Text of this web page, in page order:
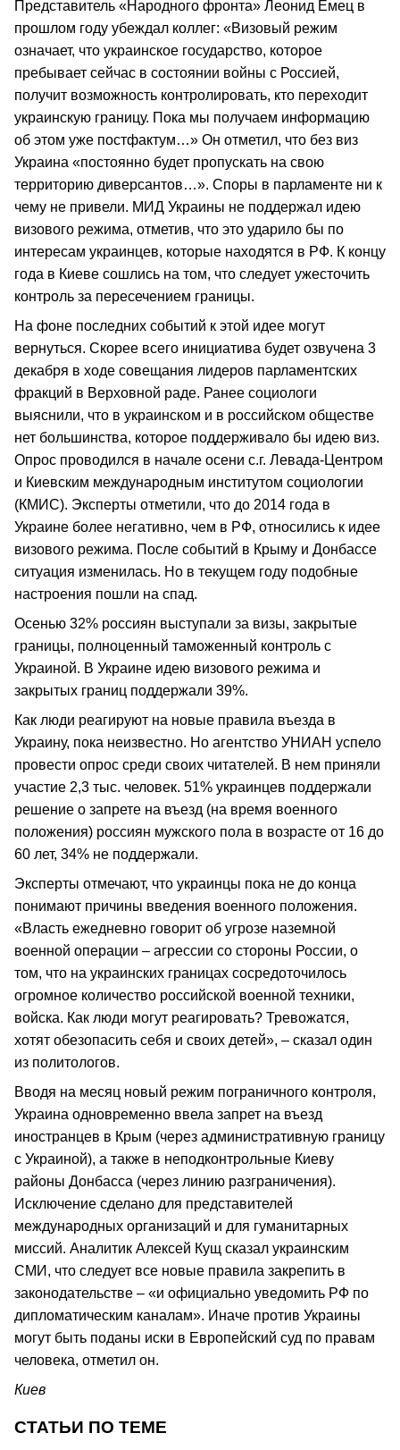
Представитель «Народного фронта» Леонид Емец в
прошлом году убеждал коллег: «Визовый режим
означает, что украинское государство, которое
пребывает сейчас в состоянии войны с Россией,
получит возможность контролировать, кто переходит
украинскую границу. Пока мы получаем информацию
об этом уже постфактум…» Он отметил, что без виз
Украина «постоянно будет пропускать на свою
территорию диверсантов…». Споры в парламенте ни к
чему не привели. МИД Украины не поддержал идею
визового режима, отметив, что это ударило бы по
интересам украинцев, которые находятся в РФ. К концу
года в Киеве сошлись на том, что следует ужесточить
контроль за пересечением границы.
На фоне последних событий к этой идее могут
вернуться. Скорее всего инициатива будет озвучена 3
декабря в ходе совещания лидеров парламентских
фракций в Верховной раде. Ранее социологи
выяснили, что в украинском и в российском обществе
нет большинства, которое поддерживало бы идею виз.
Опрос проводился в начале осени с.г. Левада-Центром
и Киевским международным институтом социологии
(КМИС). Эксперты отметили, что до 2014 года в
Украине более негативно, чем в РФ, относились к идее
визового режима. После событий в Крыму и Донбассе
ситуация изменилась. Но в текущем году подобные
настроения пошли на спад.
Осенью 32% россиян выступали за визы, закрытые
границы, полноценный таможенный контроль с
Украиной. В Украине идею визового режима и
закрытых границ поддержали 39%.
Как люди реагируют на новые правила въезда в
Украину, пока неизвестно. Но агентство УНИАН успело
провести опрос среди своих читателей. В нем приняли
участие 2,3 тыс. человек. 51% украинцев поддержали
решение о запрете на въезд (на время военного
положения) россиян мужского пола в возрасте от 16 до
60 лет, 34% не поддержали.
Эксперты отмечают, что украинцы пока не до конца
понимают причины введения военного положения.
«Власть ежедневно говорит об угрозе наземной
военной операции – агрессии со стороны России, о
том, что на украинских границах сосредоточилось
огромное количество российской военной техники,
войска. Как люди могут реагировать? Тревожатся,
хотят обезопасить себя и своих детей», – сказал один
из политологов.
Вводя на месяц новый режим пограничного контроля,
Украина одновременно ввела запрет на въезд
иностранцев в Крым (через административную границу
с Украиной), а также в неподконтрольные Киеву
районы Донбасса (через линию разграничения).
Исключение сделано для представителей
международных организаций и для гуманитарных
миссий. Аналитик Алексей Кущ сказал украинским
СМИ, что следует все новые правила закрепить в
законодательстве – «и официально уведомить РФ по
дипломатическим каналам». Иначе против Украины
могут быть поданы иски в Европейский суд по правам
человека, отметил он.
Киев
СТАТЬИ ПО ТЕМЕ